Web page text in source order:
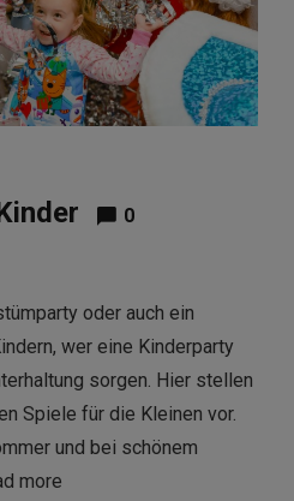
0
oder auch ein
wer eine Kinderparty
sorgen. Hier stellen
Spiele für die Kleinen vor.
und bei schönem
more